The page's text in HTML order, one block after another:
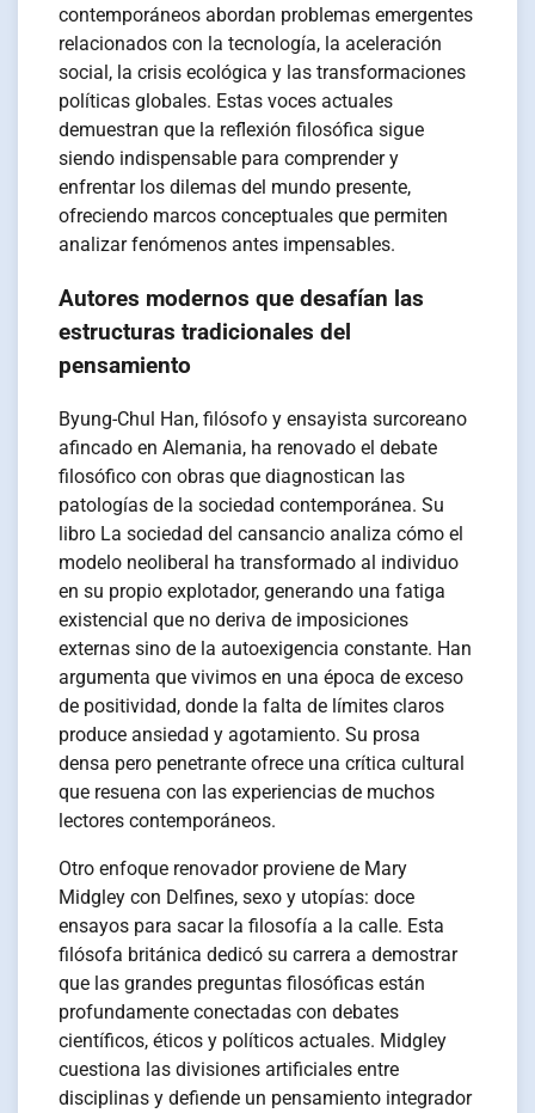
contemporáneos abordan problemas emergentes
relacionados con la tecnología, la aceleración
social, la crisis ecológica y las transformaciones
políticas globales. Estas voces actuales
demuestran que la reflexión filosófica sigue
siendo indispensable para comprender y
enfrentar los dilemas del mundo presente,
ofreciendo marcos conceptuales que permiten
analizar fenómenos antes impensables.
Autores modernos que desafían las
estructuras tradicionales del
pensamiento
Byung-Chul Han, filósofo y ensayista surcoreano
afincado en Alemania, ha renovado el debate
filosófico con obras que diagnostican las
patologías de la sociedad contemporánea. Su
libro La sociedad del cansancio analiza cómo el
modelo neoliberal ha transformado al individuo
en su propio explotador, generando una fatiga
existencial que no deriva de imposiciones
externas sino de la autoexigencia constante. Han
argumenta que vivimos en una época de exceso
de positividad, donde la falta de límites claros
produce ansiedad y agotamiento. Su prosa
densa pero penetrante ofrece una crítica cultural
que resuena con las experiencias de muchos
lectores contemporáneos.
Otro enfoque renovador proviene de Mary
Midgley con Delfines, sexo y utopías: doce
ensayos para sacar la filosofía a la calle. Esta
filósofa británica dedicó su carrera a demostrar
que las grandes preguntas filosóficas están
profundamente conectadas con debates
científicos, éticos y políticos actuales. Midgley
cuestiona las divisiones artificiales entre
disciplinas y defiende un pensamiento integrador